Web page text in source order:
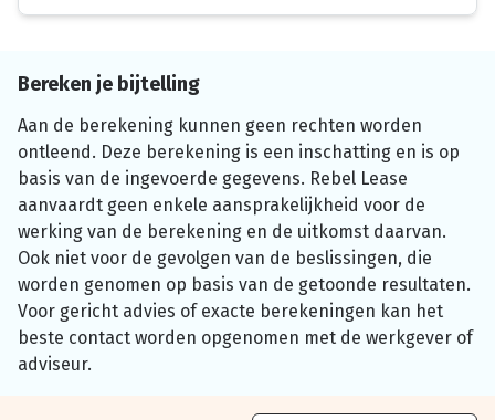
Bereken je bijtelling
Aan de berekening kunnen geen rechten worden
ontleend. Deze berekening is een inschatting en is op
basis van de ingevoerde gegevens. Rebel Lease
aanvaardt geen enkele aansprakelijkheid voor de
werking van de berekening en de uitkomst daarvan.
Ook niet voor de gevolgen van de beslissingen, die
worden genomen op basis van de getoonde resultaten.
Voor gericht advies of exacte berekeningen kan het
beste contact worden opgenomen met de werkgever of
adviseur.